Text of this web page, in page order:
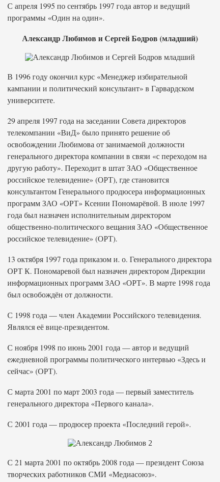
С апреля 1995 по сентябрь 1997 года автор и ведущий
программы «Один на один».
Александр Любимов и Сергей Бодров (младший)
В 1996 году окончил курс «Менеджер избирательной
кампании и политический консультант» в Гарвардском
университете.
29 апреля 1997 года на заседании Совета директоров
телекомпании «ВиД» было принято решение об
освобождении Любимова от занимаемой должности
генерального директора компании в связи «с переходом на
другую работу». Переходит в штат ЗАО «Общественное
российское телевидение» (ОРТ), где становится
консультантом Генерального продюсера информационных
программ ЗАО «ОРТ» Ксении Пономарёвой. В июле 1997
года был назначен исполнительным директором
общественно-политического вещания ЗАО «Общественное
российское телевидение» (ОРТ).
13 октября 1997 года приказом и. о. Генерального директора
ОРТ К. Пономаревой был назначен директором Дирекции
информационных программ ЗАО «ОРТ». В марте 1998 года
был освобождён от должности.
С 1998 года — член Академии Российского телевидения.
Являлся её вице-президентом.
С ноября 1998 по июнь 2001 года — автор и ведущий
ежедневной программы политического интервью «Здесь и
сейчас» (ОРТ).
С марта 2001 по март 2003 года — первый заместитель
генерального директора «Первого канала».
С 2001 года — продюсер проекта «Последний герой».
С 21 марта 2001 по октябрь 2008 года — президент Союза
творческих работников СМИ «Медиасоюз».